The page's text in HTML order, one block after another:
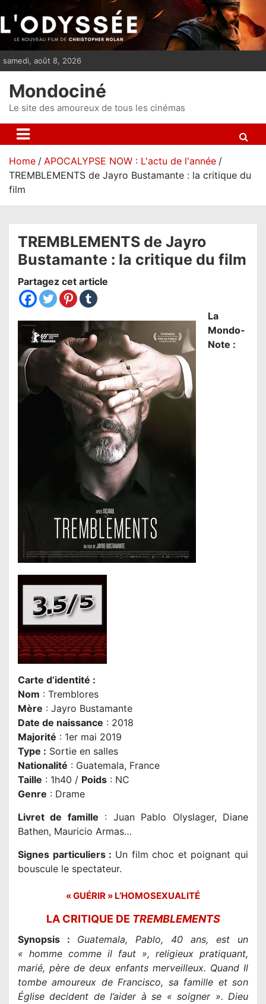
i
p
n
samedi, août 8, 2026
Mondociné
Le site des amoureux de tous les cinémas
Home
APOCALYPSE NOW : L'actu de l'année
TREMBLEMENTS de Jayro Bustamante : la critique du
film
TREMBLEMENTS de Jayro
Bustamante : la critique du film
Partagez cet article
La
Mondo-
Note :
Carte d’identité :
Nom : Tremblores
Mère : Jayro Bustamante
Date de naissance : 2018
Majorité : 1er mai 2019
Type : Sortie en salles
Nationalité : Guatemala, France
Taille : 1h40 / Poids : NC
Genre : Drame
Livret de famille : Juan Pablo Olyslager, Diane
Bathen, Mauricio Armas…
Signes particuliers : Un film choc et poignant qui
bouscule le spectateur.
« GUÉRIR » L’HOMOSEXUALITÉ
LA CRITIQUE DE TREMBLEMENTS
Synopsis : Guatemala, Pablo, 40 ans, est un
« homme comme il faut », religieux pratiquant,
marié, père de deux enfants merveilleux. Quand Il
tombe amoureux de Francisco, sa famille et son
Église decident de l’aider à se « soigner ». Dieu